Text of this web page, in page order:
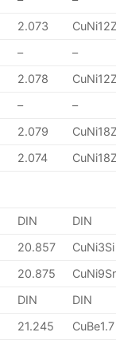
2.073
–
–
2.078
–
–
2.079
2.074
DIN
DIN
20.857
CuNi3Si
20.875
DIN
DIN
21.245
CuBe1.7